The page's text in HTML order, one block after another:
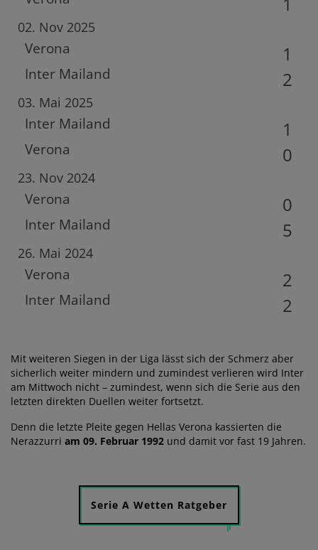
02. Nov 2025
Verona
Inter Mailand
1
2
03. Mai 2025
Inter Mailand
Verona
1
0
23. Nov 2024
Verona
Inter Mailand
0
5
26. Mai 2024
Verona
Inter Mailand
2
2
Mit weiteren Siegen in der Liga lässt sich der Schmerz aber
sicherlich weiter mindern und zumindest verlieren wird Inter
am Mittwoch nicht – zumindest, wenn sich die Serie aus den
letzten direkten Duellen weiter fortsetzt.
Denn die letzte Pleite gegen Hellas Verona kassierten die
Nerazzurri am 09. Februar 1992 und damit vor fast 19 Jahren.
Serie A Wetten Ratgeber